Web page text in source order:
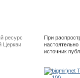
ресурс
Церкви
При
источник